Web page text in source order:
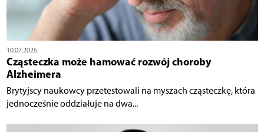
10.07.2026
Cząsteczka może hamować rozwój choroby
Alzheimera
Brytyjscy naukowcy przetestowali na myszach cząsteczkę, która
jednocześnie oddziałuje na dwa...